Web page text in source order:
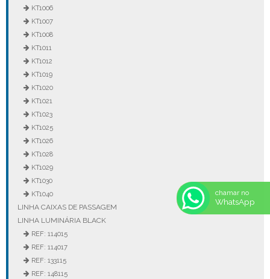
KT1006
KT1007
KT1008
KT1011
KT1012
KT1019
KT1020
KT1021
KT1023
KT1025
KT1026
KT1028
KT1029
KT1030
KT1040
LINHA CAIXAS DE PASSAGEM
LINHA LUMINÁRIA BLACK
REF: 114015
REF: 114017
REF: 133115
REF: 148115
chamar no
WhatsApp